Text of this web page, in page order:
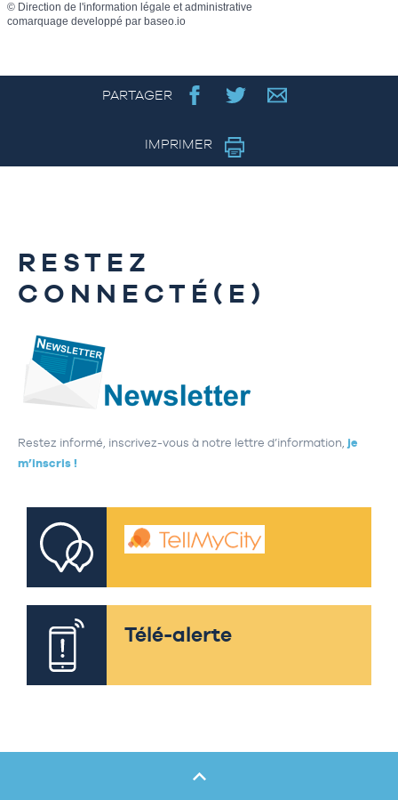
© Direction de l'information légale et administrative
comarquage developpé par baseo.io
PARTAGER
IMPRIMER
RESTEZ
CONNECTÉ(E)
Restez informé, inscrivez-vous à notre lettre d’information, je
m’inscris !
Télé-alerte